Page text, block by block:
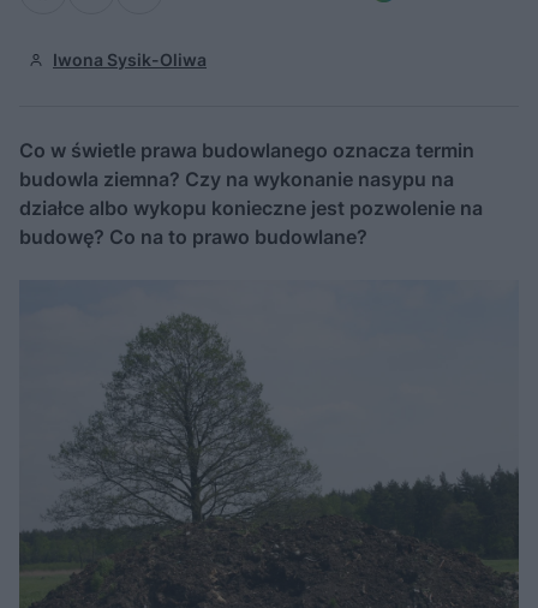
Iwona Sysik-Oliwa
Co w świetle prawa budowlanego oznacza termin
budowla ziemna? Czy na wykonanie nasypu na
działce albo wykopu konieczne jest pozwolenie na
budowę? Co na to prawo budowlane?